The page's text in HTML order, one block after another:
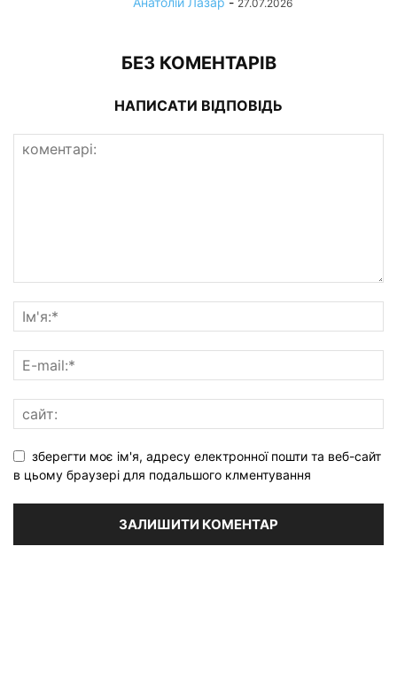
27.07.2026
БЕЗ КОМЕНТАРІВ
НАПИСАТИ ВІДПОВІДЬ
зберегти моє ім'я, адресу електронної пошти та веб-сайт
в цьому браузері для подальшого клментування